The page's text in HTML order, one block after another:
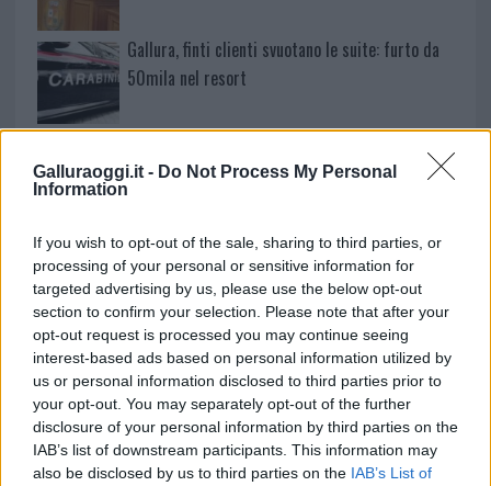
Galluraoggi.it - Do Not Process My Personal
Information
If you wish to opt-out of the sale, sharing to third parties, or
processing of your personal or sensitive information for
targeted advertising by us, please use the below opt-out
section to confirm your selection. Please note that after your
opt-out request is processed you may continue seeing
interest-based ads based on personal information utilized by
us or personal information disclosed to third parties prior to
your opt-out. You may separately opt-out of the further
disclosure of your personal information by third parties on the
IAB’s list of downstream participants. This information may
also be disclosed by us to third parties on the IAB’s List of
Gallura, finti clienti svuotano le suite: furto da
50mila nel resort
protagonisti
Test tunnel Olbia: rampe chiuse ancora fino a
fine agosto